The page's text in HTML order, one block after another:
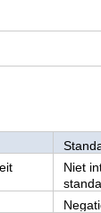
Niet